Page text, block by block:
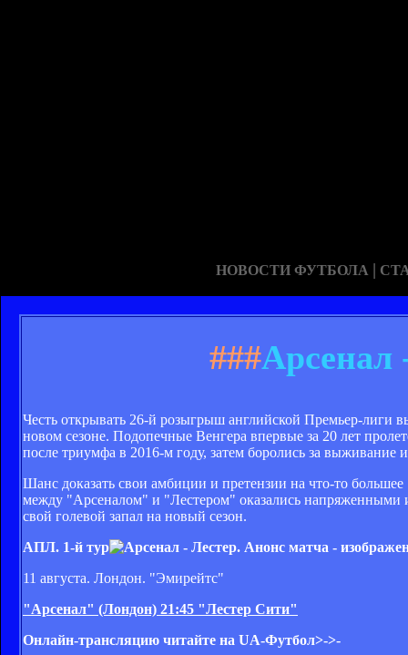
НОВОСТИ ФУТБОЛА |
###Арсенал
Честь открывать 26-й розыгрыш английской Премьер-лиги
новом сезоне. Подопечные Венгера впервые за 20 лет
после триумфа в 2016-м году, затем боролись за выживание
Шанс доказать свои амбиции и претензии на что-то
между "Арсеналом" и "Лестером" оказались напряженными
свой голевой запал на новый сезон.
АПЛ. 1-й тур
11 августа. Лондон. "Эмирейтс"
"Арсенал" (Лондон) 21:45 "Лестер Сити"
Онлайн-трансляцию читайте на UA-Футбол>->-